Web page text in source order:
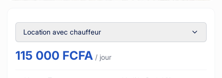
Location avec chauffeur
115 000 FCFA / jour